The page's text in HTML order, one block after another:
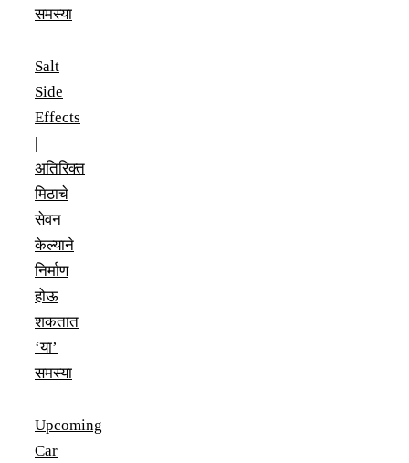
समस्या
Salt
Side
Effects
अतिरिक्त
मिठाचे
सेवन
केल्याने
निर्माण
होऊ
शकतात
‘या’
समस्या
Upcoming
Car